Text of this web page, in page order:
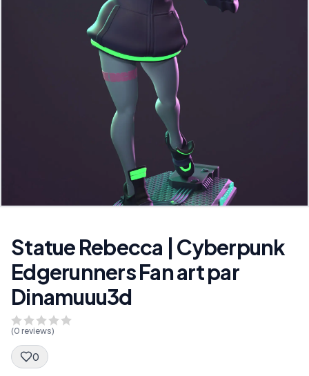
Statue Rebecca | Cyberpunk
Edgerunners Fan art par
Dinamuuu3d
(0 reviews)
0